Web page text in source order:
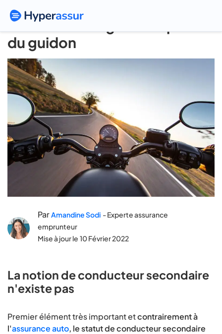
Moto : conducteur
secondaire et garantie prêt
du guidon
ParAmandine Sodi - Experte assurance
emprunteur
Mise à jour le 10 Février 2022
La notion de conducteur secondaire
n'existe pas
Premier élément très important etcontrairement à
l'assurance auto, le statut de conducteur secondaire